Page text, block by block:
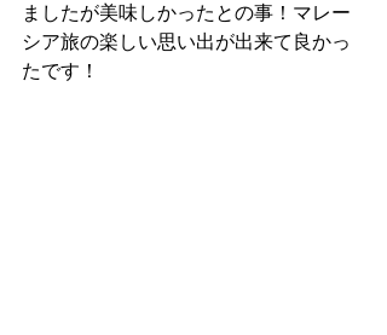
ましたが美味しかったとの事！マレー
シア旅の楽しい思い出が出来て良かっ
たです！